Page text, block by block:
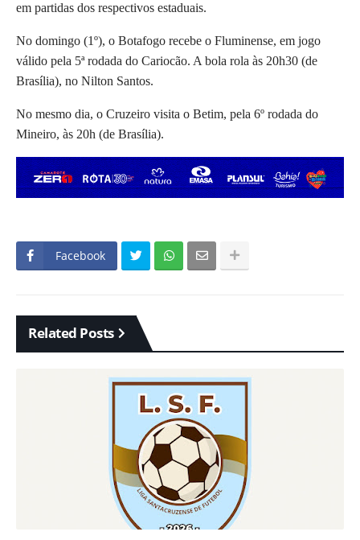
em partidas dos respectivos estaduais.
No domingo (1º), o Botafogo recebe o Fluminense, em jogo
válido pela 5ª rodada do Cariocão. A bola rola às 20h30 (de
Brasília), no Nilton Santos.
No mesmo dia, o Cruzeiro visita o Betim, pela 6º rodada do
Mineiro, às 20h (de Brasília).
Facebook
Related Posts